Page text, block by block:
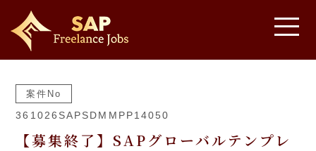
案件No
361026SAPSDMMPP14050
【募集終了】SAPグローバルテンプレ